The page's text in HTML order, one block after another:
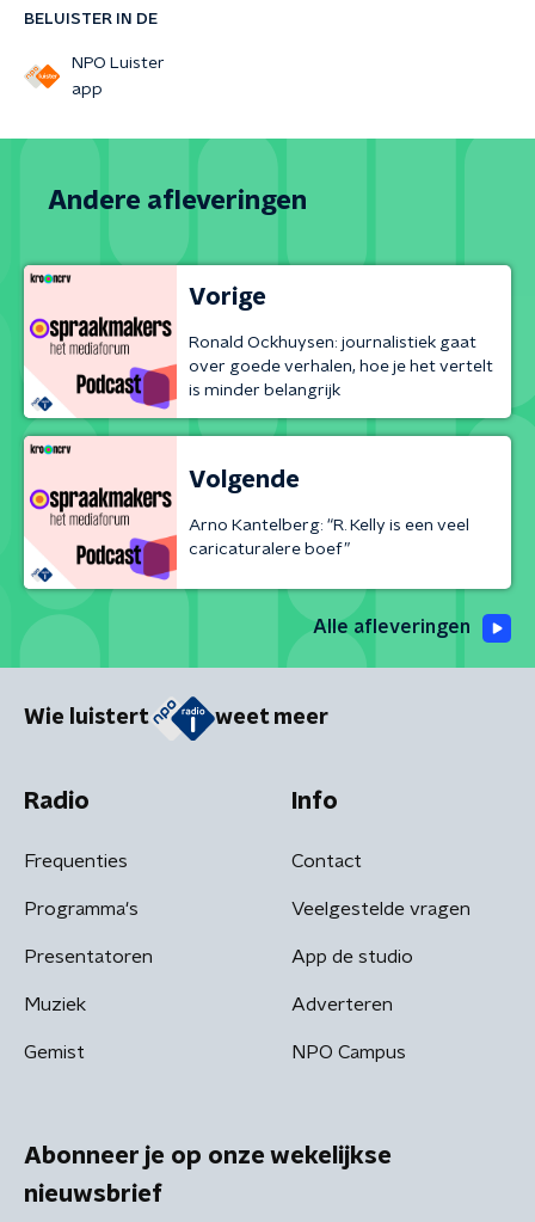
BELUISTER IN DE
NPO Luister
app
Andere afleveringen
Vorige
Ronald Ockhuysen: journalistiek gaat
over goede verhalen, hoe je het vertelt
is minder belangrijk
Volgende
Arno Kantelberg: “R. Kelly is een veel
caricaturalere boef”
Alle afleveringen
Wie luistert weet meer
Radio
Frequenties
Programma's
Presentatoren
Muziek
Gemist
Info
Contact
Veelgestelde vragen
App de studio
Adverteren
NPO Campus
Abonneer je op onze wekelijkse
nieuwsbrief